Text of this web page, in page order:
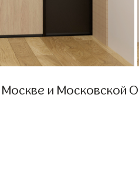
и Московской